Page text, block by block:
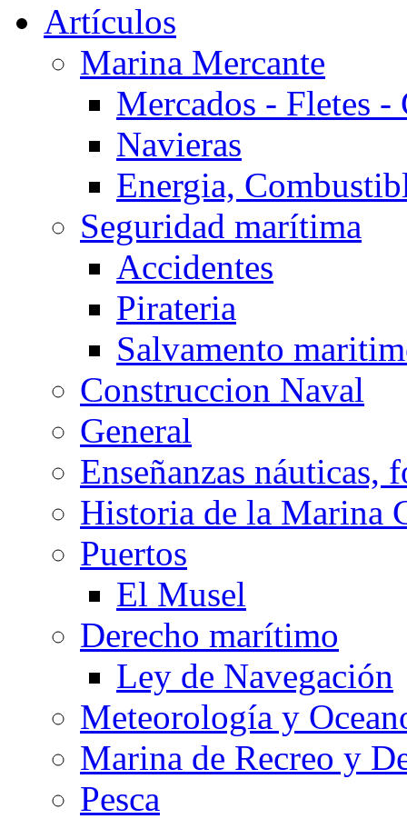
Artículos
Marina Mercante
Mercados - Fletes -
Navieras
Energia,
Seguridad marítima
Accidentes
Pirateria
Salvamento
Construccion Naval
General
Enseñanzas náuticas,
Historia de la Marina
Puertos
El Musel
Derecho marítimo
Ley de Navegación
Meteorología y
Marina de Recreo y
Pesca